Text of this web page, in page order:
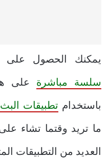
يمكنك الحصول على
سلسة مباشرة على
باستخدام تطبيقات البث
ما تريد وقتما تشاء
العديد من التطبيقات